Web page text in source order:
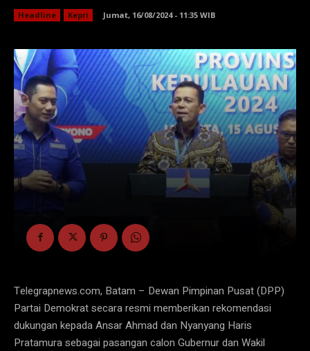
Headline Kepri Jumat, 16/08/2024 - 11:35 WIB
Telegrapnews.com, Batam – Dewan Pimpinan Pusat (DPP)
Partai Demokrat secara resmi memberikan rekomendasi
dukungan kepada Ansar Ahmad dan Nyanyang Haris
Pratamura sebagai pasangan calon Gubernur dan Wakil